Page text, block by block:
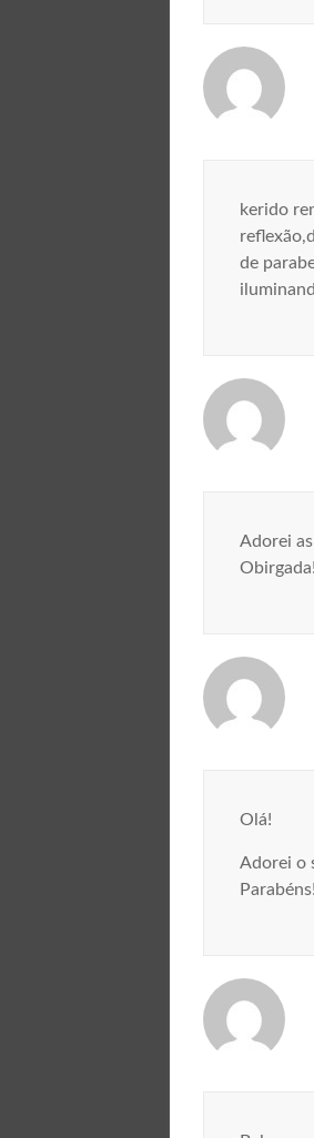
kerido
de
Adorei
Obirgada!
Olá!
Adorei o